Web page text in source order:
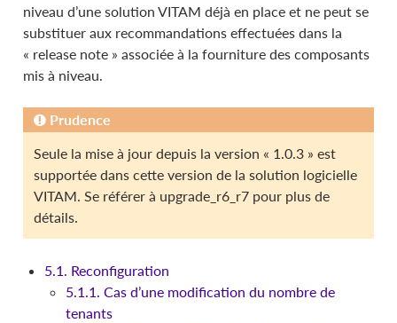
niveau d’une solution VITAM déjà en place et ne peut se
substituer aux recommandations effectuées dans la
« release note » associée à la fourniture des composants
mis à niveau.
Prudence
Seule la mise à jour depuis la version « 1.0.3 » est
supportée dans cette version de la solution logicielle
VITAM. Se référer à upgrade_r6_r7pour plus de
détails.
5.1. Reconfiguration
5.1.1. Cas d’une modification du nombre de
tenants